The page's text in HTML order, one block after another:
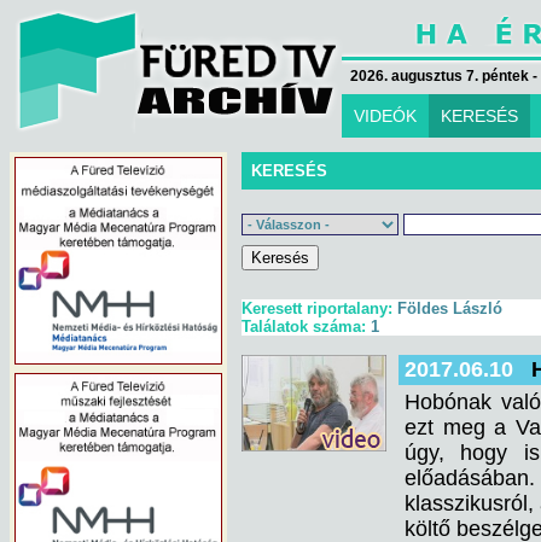
2026. augusztus 7. péntek
VIDEÓK KERESÉS
KERESÉS
Keresett riportalany: Földes László
Találatok száma: 1
2017.06.10
Hobónak
ezt meg a
úgy, hogy
költő